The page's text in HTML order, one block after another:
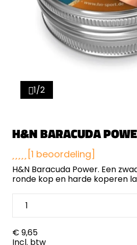
1/2
H&N BARACUDA
[1 beoordeling]
H&N Baracuda Power. Een
ronde kop en harde koperen
€ 9,65
Incl. btw